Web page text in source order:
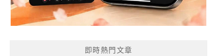
即時熱門文章